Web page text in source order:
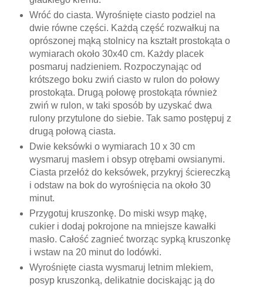
Wróć do ciasta. Wyrośnięte ciasto podziel na
dwie równe części. Każdą część rozwałkuj na
oprószonej mąką stolnicy na kształt prostokąta o
wymiarach około 30x40 cm. Każdy placek
posmaruj nadzieniem. Rozpoczynając od
krótszego boku zwiń ciasto w rulon do połowy
prostokąta. Drugą połowę prostokąta również
zwiń w rulon, w taki sposób by uzyskać dwa
rulony przytulone do siebie. Tak samo postępuj z
drugą połową ciasta.
Dwie keksówki o wymiarach 10 x 30 cm
wysmaruj masłem i obsyp otrębami owsianymi.
Ciasta przełóż do keksówek, przykryj ściereczką
i odstaw na bok do wyrośnięcia na około 30
minut.
Przygotuj kruszonkę. Do miski wsyp mąkę,
cukier i dodaj pokrojone na mniejsze kawałki
masło. Całość zagnieć tworząc sypką kruszonkę
i wstaw na 20 minut do lodówki.
Wyrośnięte ciasta wysmaruj letnim mlekiem,
posyp kruszonką, delikatnie dociskając ją do